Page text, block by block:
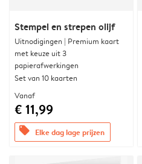
Stempel en strepen olijf
Uitnodigingen | Premium kaart
met keuze uit 3
papierafwerkingen
Set van 10 kaarten
Vanaf
€ 11,99
offers Elke dag lage prijzen